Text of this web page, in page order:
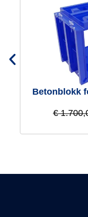
Betonblokk
€